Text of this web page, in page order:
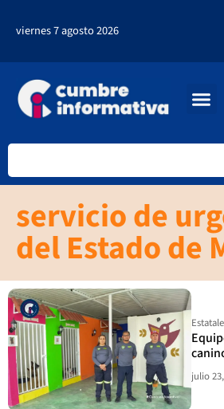
viernes 7 agosto 2026
servicio de
del Estado de
julio